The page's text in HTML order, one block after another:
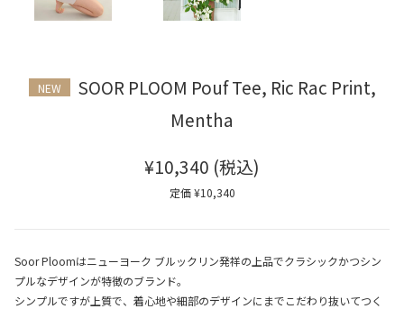
NEW
SOOR PLOOM Pouf Tee, Ric Rac Print,
Mentha
¥10,340 (税込)
定価 ¥10,340
Soor Ploomはニューヨーク ブルックリン発祥の上品でクラシックかつシン
プルなデザインが特徴のブランド。
シンプルですが上質で、着心地や細部のデザインにまでこだわり抜いてつく